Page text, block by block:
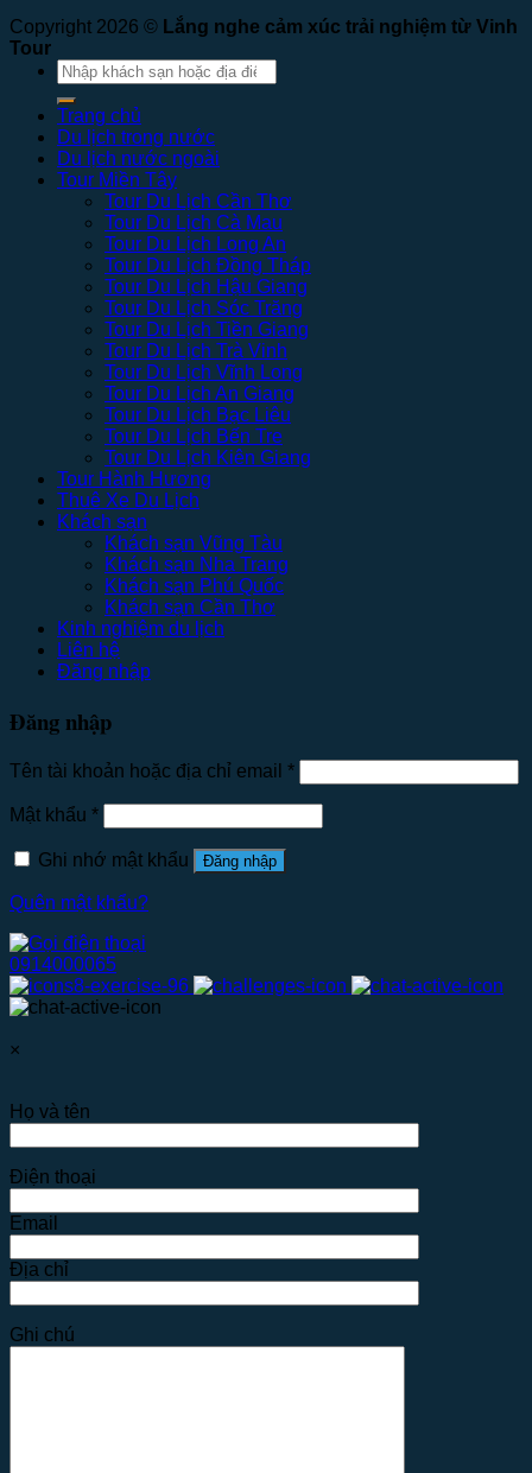
Copyright 2026 © Lắng nghe cảm xúc trải nghiệm từ Vinh
Tour
Tìm
kiếm:
Trang chủ
Du lịch trong nước
Du lịch nước ngoài
Tour Miền Tây
Tour Du Lịch Cần Thơ
Tour Du Lịch Cà Mau
Tour Du Lịch Long An
Tour Du Lịch Đồng Tháp
Tour Du Lịch Hậu Giang
Tour Du Lịch Sóc Trăng
Tour Du Lịch Tiền Giang
Tour Du Lịch Trà Vinh
Tour Du Lịch Vĩnh Long
Tour Du Lịch An Giang
Tour Du Lịch Bạc Liêu
Tour Du Lịch Bến Tre
Tour Du Lịch Kiên Giang
Tour Hành Hương
Thuê Xe Du Lịch
Khách sạn
Khách sạn Vũng Tàu
Khách sạn Nha Trang
Khách sạn Phú Quốc
Khách sạn Cần Thơ
Kinh nghiệm du lịch
Liên hệ
Đăng nhập
Đăng nhập
Tên tài khoản hoặc địa chỉ email *
Mật khẩu *
Ghi nhớ mật khẩu Đăng nhập
Quên mật khẩu?
0914000065
×
Họ và tên
Điện thoại
Email
Địa chỉ
Ghi chú